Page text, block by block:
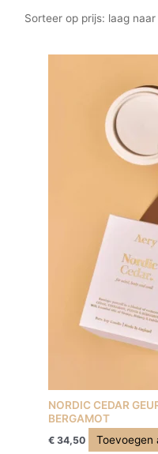
NORDIC CEDAR
BERGAMOT
€ 34,50 Toevoegen